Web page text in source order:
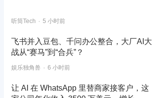
听筒Tech 5 小时前
飞书并入豆包、千问办公整合，大厂AI大
战从“赛马”到“合兵”？
娱乐独角兽 6 小时前
让 AI 在 WhatsApp 里替商家接客户，这